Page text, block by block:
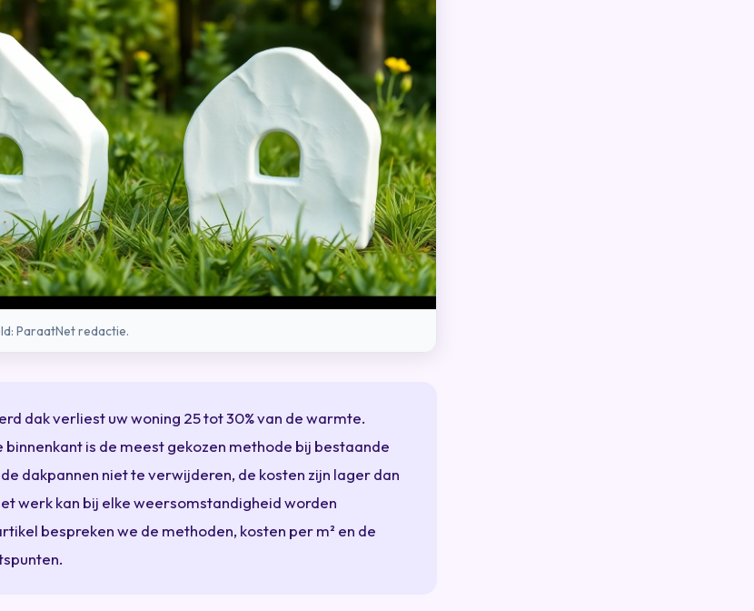
ParaatNet redactie.
dak verliest uw woning 25 tot 30% van de warmte.
binnenkant is de meest gekozen methode bij bestaande
dakpannen niet te verwijderen, de kosten zijn lager dan
werk kan bij elke weersomstandigheid worden
bespreken we de methoden, kosten per m² en de